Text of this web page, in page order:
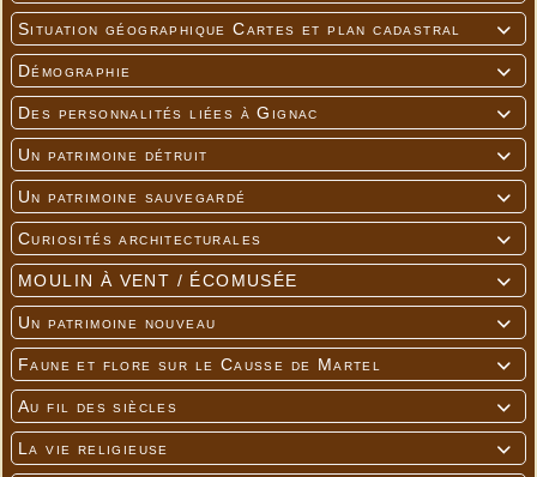

Situation géographique Cartes et plan cadastral

Démographie

Des personnalités liées à Gignac

Un patrimoine détruit

Un patrimoine sauvegardé

Curiosités architecturales

MOULIN À VENT / ÉCOMUSÉE

Un patrimoine nouveau

Faune et flore sur le Causse de Martel

Au fil des siècles

La vie religieuse